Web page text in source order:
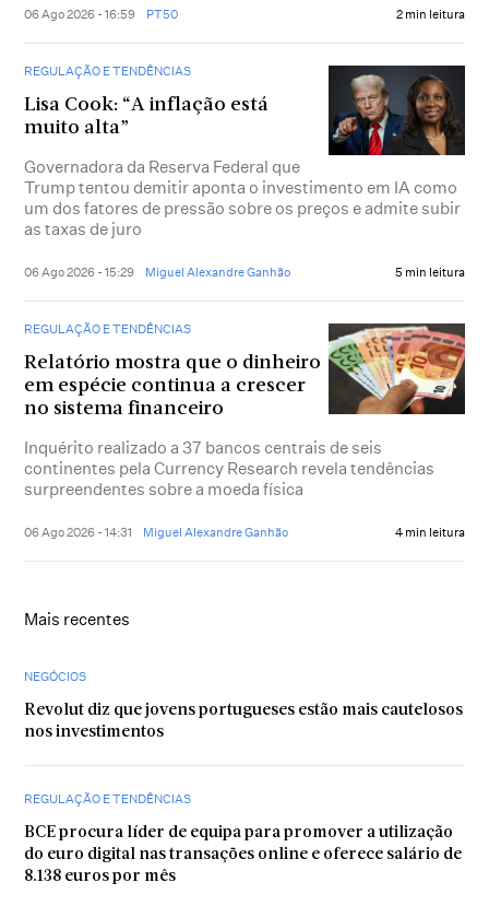
06 Ago 2026 - 16:59 PT50 2 min leitura
REGULAÇÃO E TENDÊNCIAS
Lisa Cook: “A inflação está
muito alta”
Governadora da Reserva Federal que
Trump tentou demitir aponta o investimento em IA como
um dos fatores de pressão sobre os preços e admite subir
as taxas de juro
06 Ago 2026 - 15:29 Miguel Alexandre Ganhão 5 min leitura
REGULAÇÃO E TENDÊNCIAS
Relatório mostra que o dinheiro
em espécie continua a crescer
no sistema financeiro
Inquérito realizado a 37 bancos centrais de seis
continentes pela Currency Research revela tendências
surpreendentes sobre a moeda física
06 Ago 2026 - 14:31 Miguel Alexandre Ganhão 4 min leitura
Mais recentes
NEGÓCIOS
Revolut diz que jovens portugueses estão mais cautelosos
nos investimentos
REGULAÇÃO E TENDÊNCIAS
BCE procura líder de equipa para promover a utilização
do euro digital nas transações online e oferece salário de
8.138 euros por mês